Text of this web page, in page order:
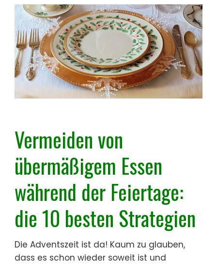
Vermeiden von
übermäßigem Essen
während der Feiertage:
die 10 besten Strategien
Die Adventszeit ist da! Kaum zu glauben,
dass es schon wieder soweit ist und